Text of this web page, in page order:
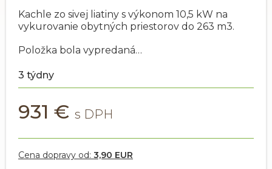
3 týdny
931 €
Položka bola vypredaná…
Kachle zo sivej liatiny s výkonom 10,5 kW na
vykurovanie obytných priestorov do 263 m3.
Cena dopravy od: 3,90 EUR